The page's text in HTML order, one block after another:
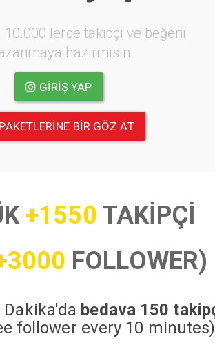
10.000 lerce takipçi ve beğeni
hazırmısın
GIRIŞ YAP
BIR GÖZ AT
+1550 TAKİPÇİ
FOLLOWER)
Dakika'da bedava 150
follower every 10 minutes)